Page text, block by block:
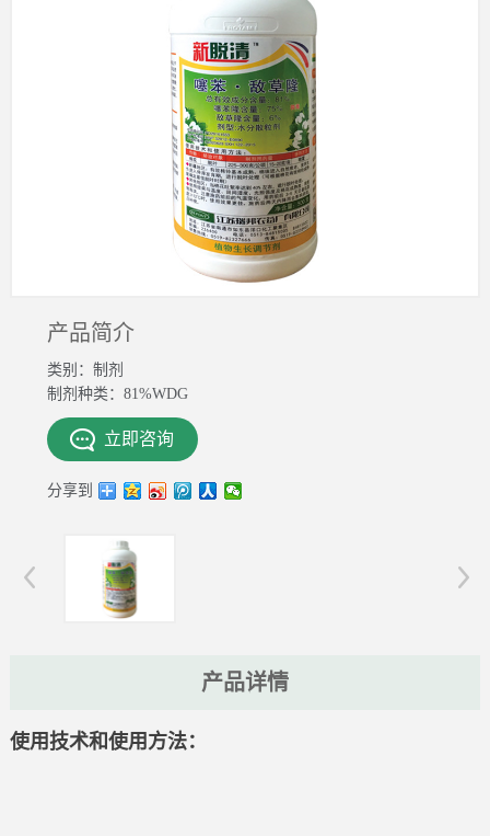
产品简介
类别：制剂
制剂种类：81%WDG
立即咨询
分享到
产品详情
使用技术和使用方法：